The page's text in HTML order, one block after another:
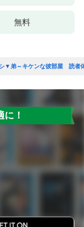
無料
▼弟～キケンな彼部屋 読者
！